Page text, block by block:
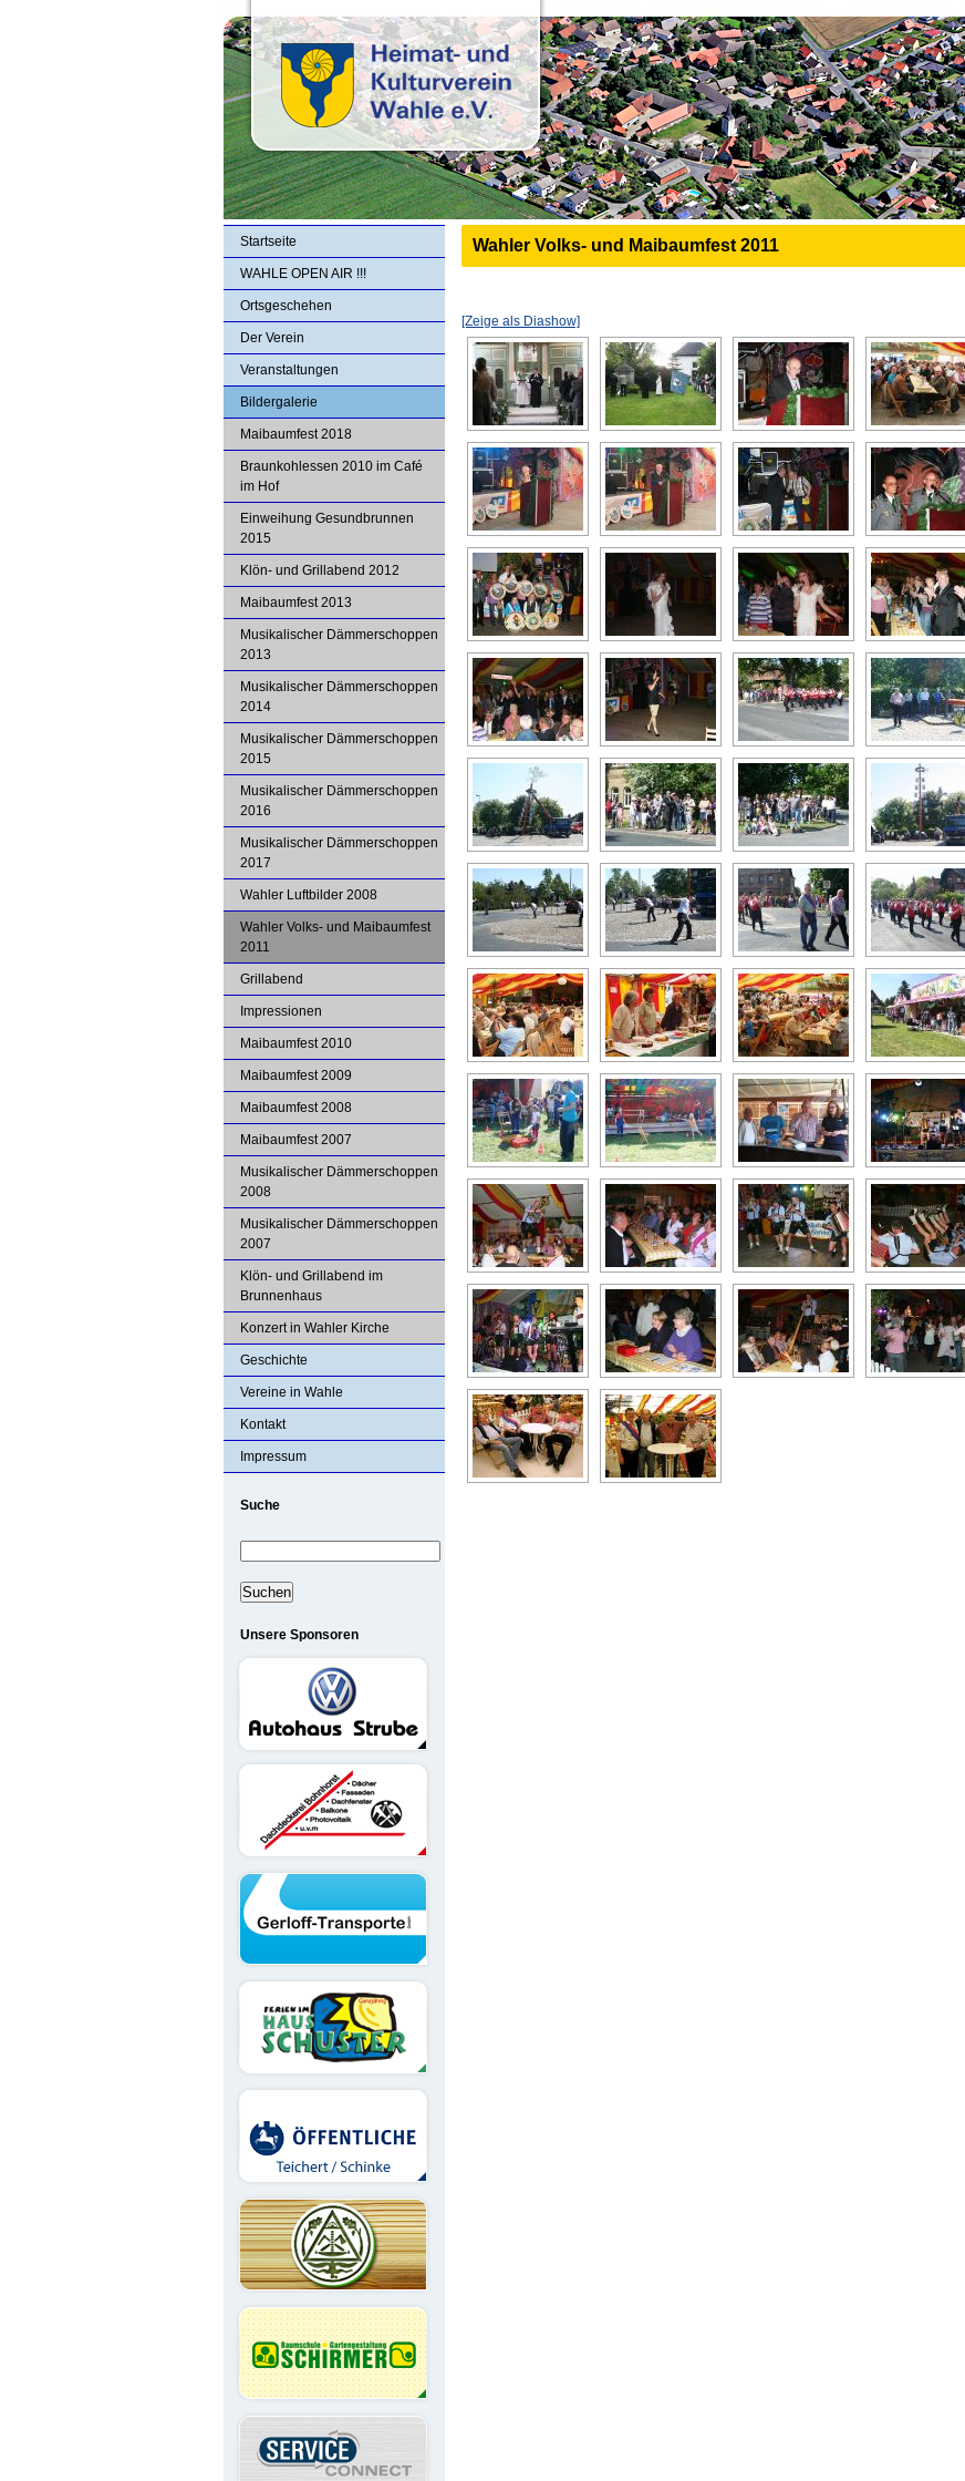
Startseite
WAHLE OPEN AIR !!!
Ortsgeschehen
Der Verein
Veranstaltungen
Bildergalerie
Maibaumfest 2018
Braunkohlessen 2010 im Café
im Hof
Einweihung Gesundbrunnen
2015
Klön- und Grillabend 2012
Maibaumfest 2013
Musikalischer Dämmerschoppen
2013
Musikalischer Dämmerschoppen
2014
Musikalischer Dämmerschoppen
2015
Musikalischer Dämmerschoppen
2016
Musikalischer Dämmerschoppen
2017
Wahler Luftbilder 2008
Wahler Volks- und Maibaumfest
2011
Grillabend
Impressionen
Maibaumfest 2010
Maibaumfest 2009
Maibaumfest 2008
Maibaumfest 2007
Musikalischer Dämmerschoppen
2008
Musikalischer Dämmerschoppen
2007
Klön- und Grillabend im
Brunnenhaus
Konzert in Wahler Kirche
Geschichte
Vereine in Wahle
Kontakt
Impressum
Suche
Unsere Sponsoren
Wahler Volks- und Maibaumfest 2011
[Zeige als Diashow]